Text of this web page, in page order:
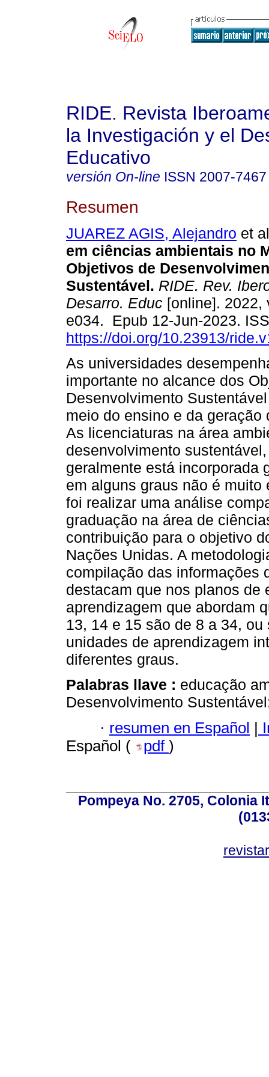
RIDE. Revista
la Investigación y el
Educativo
versión On-line ISSN 2007-7467
Resumen
JUAREZ AGIS, Alejandro et
em ciências ambientais no
Objetivos de
Sustentável. RIDE. Rev.
Desarro. Educ [online]. 2022,
e034. Epub 12-Jun-2023.
https://doi.org/10.23913/
As universidades
importante no alcance dos
Desenvolvimento
meio do ensino e da
As licenciaturas na área
desenvolvimento
geralmente está incorporada
em alguns graus não é
foi realizar uma análise
graduação na área de
contribuição para o objetivo
Nações Unidas. A
compilação das informações
destacam que nos planos de
aprendizagem que abordam
13, 14 e 15 são de 8 a 34,
unidades de aprendizagem
diferentes graus.
Palabras llave : educação
Desenvolvimento
· resumen en Español |
Español (
pdf )
Pompeya No. 2705, Colonia